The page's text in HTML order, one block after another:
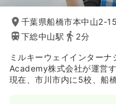
給与 27.5万円〜/月 賞
※経験18年の例
時間 8:30～17:00 （休憩
ブランク可
月給27万
気になる
千葉県船橋市本中山2-
下総中山駅
2分
ミルキーウェイインター
Academy株式会社が運営す
現在、市川市内に5校、船